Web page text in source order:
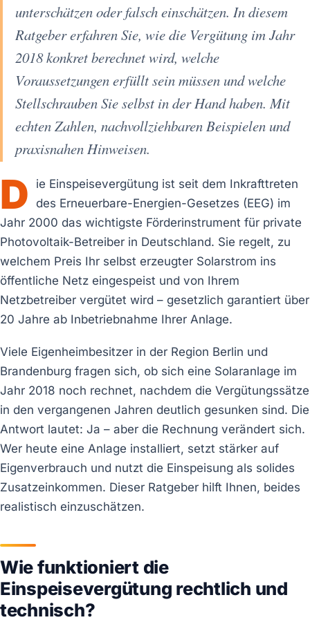
unterschätzen oder falsch einschätzen. In diesem
Ratgeber erfahren Sie, wie die Vergütung im Jahr
2018 konkret berechnet wird, welche
Voraussetzungen erfüllt sein müssen und welche
Stellschrauben Sie selbst in der Hand haben. Mit
echten Zahlen, nachvollziehbaren Beispielen und
praxisnahen Hinweisen.
D
ie Einspeisevergütung ist seit dem Inkrafttreten
des Erneuerbare-Energien-Gesetzes (EEG) im
Jahr 2000 das wichtigste Förderinstrument für private
Photovoltaik-Betreiber in Deutschland. Sie regelt, zu
welchem Preis Ihr selbst erzeugter Solarstrom ins
öffentliche Netz eingespeist und von Ihrem
Netzbetreiber vergütet wird – gesetzlich garantiert über
20 Jahre ab Inbetriebnahme Ihrer Anlage.
Viele Eigenheimbesitzer in der Region Berlin und
Brandenburg fragen sich, ob sich eine Solaranlage im
Jahr 2018 noch rechnet, nachdem die Vergütungssätze
in den vergangenen Jahren deutlich gesunken sind. Die
Antwort lautet: Ja – aber die Rechnung verändert sich.
Wer heute eine Anlage installiert, setzt stärker auf
Eigenverbrauch und nutzt die Einspeisung als solides
Zusatzeinkommen. Dieser Ratgeber hilft Ihnen, beides
realistisch einzuschätzen.
Wie funktioniert die
Einspeisevergütung rechtlich und
technisch?